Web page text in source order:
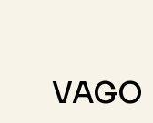
VAGO